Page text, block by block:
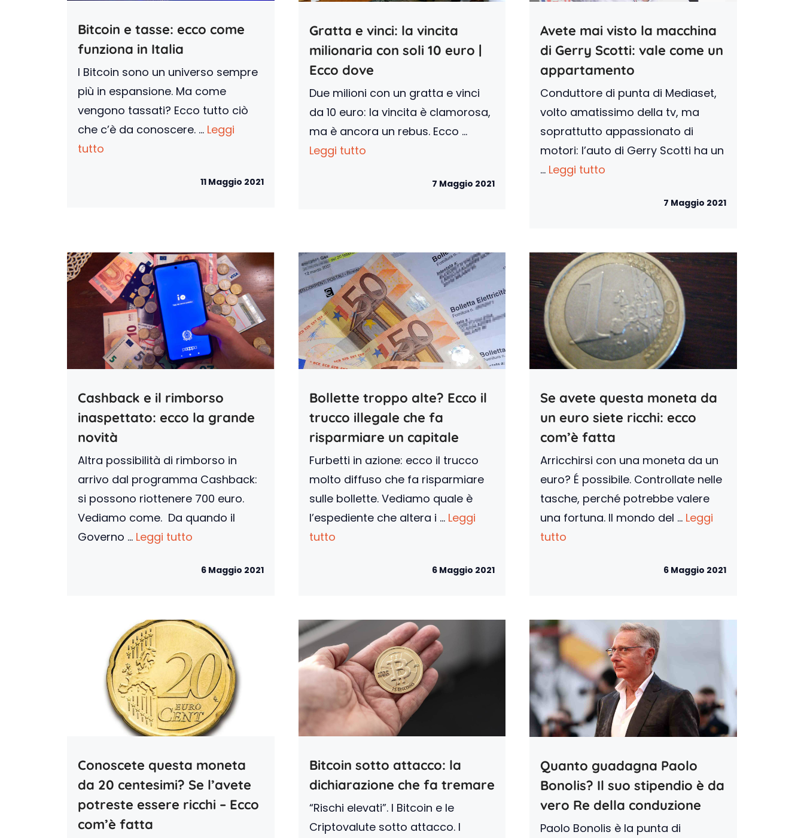
Bitcoin e tasse: ecco come
funziona in Italia
I Bitcoin sono un universo sempre
più in espansione. Ma come
vengono tassati? Ecco tutto ciò
che c’è da conoscere. ... Leggi
tutto
11 Maggio 2021
Gratta e vinci: la vincita
milionaria con soli 10 euro |
Ecco dove
Due milioni con un gratta e vinci
da 10 euro: la vincita è clamorosa,
ma è ancora un rebus. Ecco ...
Leggi tutto
7 Maggio 2021
Avete mai visto la macchina
di Gerry Scotti: vale come un
appartamento
Conduttore di punta di Mediaset,
volto amatissimo della tv, ma
soprattutto appassionato di
motori: l’auto di Gerry Scotti ha un
... Leggi tutto
7 Maggio 2021
Cashback e il rimborso
inaspettato: ecco la grande
novità
Altra possibilità di rimborso in
arrivo dal programma Cashback:
si possono riottenere 700 euro.
Vediamo come. Da quando il
Governo ... Leggi tutto
6 Maggio 2021
Bollette troppo alte? Ecco il
trucco illegale che fa
risparmiare un capitale
Furbetti in azione: ecco il trucco
molto diffuso che fa risparmiare
sulle bollette. Vediamo quale è
l’espediente che altera i ... Leggi
tutto
6 Maggio 2021
Se avete questa moneta da
un euro siete ricchi: ecco
com’è fatta
Arricchirsi con una moneta da un
euro? É possibile. Controllate nelle
tasche, perché potrebbe valere
una fortuna. Il mondo del ... Leggi
tutto
6 Maggio 2021
Conoscete questa moneta
da 20 centesimi? Se l’avete
potreste essere ricchi – Ecco
com’è fatta
Bitcoin sotto attacco: la
dichiarazione che fa tremare
“Rischi elevati”. I Bitcoin e le
Criptovalute sotto attacco. I
Quanto guadagna Paolo
Bonolis? Il suo stipendio è da
vero Re della conduzione
Paolo Bonolis è la punta di